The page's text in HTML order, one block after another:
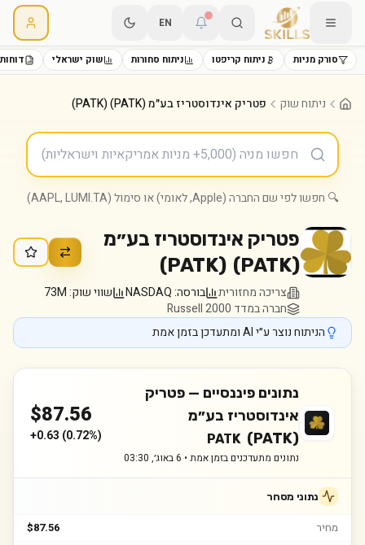
EN
סורק מניות ניתוח קריפטו ניתוח סחורות שוק ישראלי
ניתוח שוק פטריק אינדוסטריז בע״מ (PATK) (PATK)
🔍 חפשו לפי שם החברה (Apple, לאומי) או סימול (AAPL, LUMI.TA)
פטריק אינדוסטריז בע״מ
(PATK)
(
PATK
)
צריכה מחזורית בורסה:NASDAQ שווי שוק:73M
חברה במדד Russell 2000
הניתוח נוצר ע״י AI ומתעדכן בזמן אמת
נתונים פיננסיים — פטריק
אינדוסטריז בע״מ
(PATK)
PATK
נתונים מתעדכנים בזמן אמת • 6 באוג׳, 03:30
$87.56
+0.63 (0.72%)
נתוני מסחר
מחיר
$87.56